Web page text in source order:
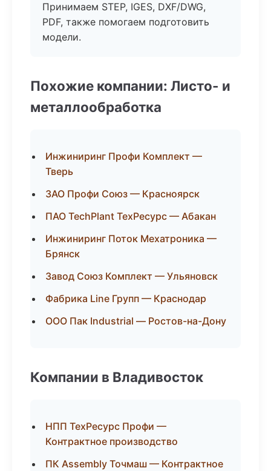
Принимаем STEP, IGES, DXF/DWG,
PDF, также помогаем подготовить
модели.
Похожие компании: Листо- и
металлообработка
Инжиниринг Профи Комплект —
Тверь
ЗАО Профи Союз — Красноярск
ПАО TechPlant ТехРесурс — Абакан
Инжиниринг Поток Мехатроника —
Брянск
Завод Союз Комплект — Ульяновск
Фабрика Line Групп — Краснодар
ООО Пак Industrial — Ростов-на-Дону
Компании в Владивосток
НПП ТехРесурс Профи —
Контрактное производство
ПК Assembly Точмаш — Контрактное